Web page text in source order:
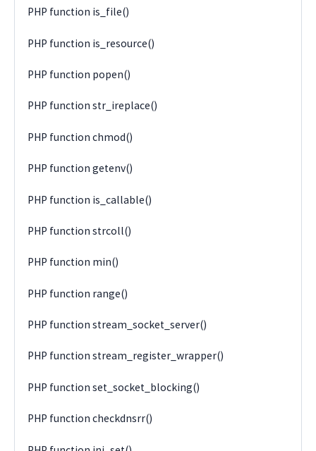
PHP function is_file()
PHP function is_resource()
PHP function popen()
PHP function str_ireplace()
PHP function chmod()
PHP function getenv()
PHP function is_callable()
PHP function strcoll()
PHP function min()
PHP function range()
PHP function stream_socket_server()
PHP function stream_register_wrapper()
PHP function set_socket_blocking()
PHP function checkdnsrr()